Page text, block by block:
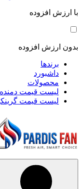
با ارزش افزوده
بدون ارزش افزوده
برندها
داشبورد
محصولات
لیست قیمت دمنده
لیست قیمت